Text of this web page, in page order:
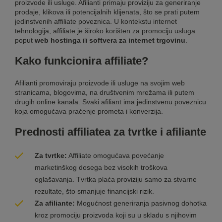
proizvode ili usluge. Afilianti primaju proviziju za generiranje
prodaje, klikova ili potencijalnih klijenata, što se prati putem
jedinstvenih affiliate poveznica. U kontekstu internet
tehnologija, affiliate je široko korišten za promociju usluga
poput web hostinga ili softvera za internet trgovinu.
Kako funkcionira affiliate?
Afilianti promoviraju proizvode ili usluge na svojim web
stranicama, blogovima, na društvenim mrežama ili putem
drugih online kanala. Svaki afiliant ima jedinstvenu poveznicu
koja omogućava praćenje prometa i konverzija.
Prednosti affiliatea za tvrtke i afiliante
Za tvrtke: Affiliate omogućava povećanje
marketinškog dosega bez visokih troškova
oglašavanja. Tvrtka plaća proviziju samo za stvarne
rezultate, što smanjuje financijski rizik.
Za afiliante: Mogućnost generiranja pasivnog dohotka
kroz promociju proizvoda koji su u skladu s njihovim